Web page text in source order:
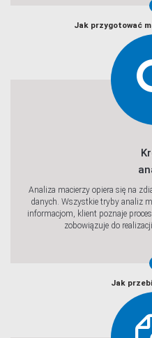
Jak przygotować
Analiza macierzy opiera się na
danych. Wszystkie tryby analiz
informacjom, klient poznaje
zobowiązuje do
Jak